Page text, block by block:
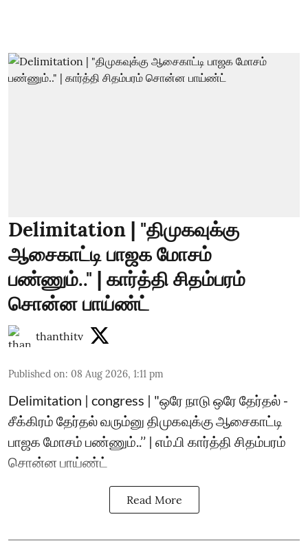
Delimitation | "திமுகவுக்கு
ஆசைகாட்டி பாஜக மோசம்
பண்ணும்.." | கார்த்தி சிதம்பரம்
சொன்ன பாய்ண்ட்
thanthitv
Published on: 08 Aug 2026, 1:11 pm
Delimitation | congress | "ஒரே நாடு ஒரே தேர்தல் -
சீக்கிரம் தேர்தல் வரும்னு திமுகவுக்கு ஆசைகாட்டி
பாஜக மோசம் பண்ணும்..’’ | எம்.பி கார்த்தி சிதம்பரம்
சொன்ன பாய்ண்ட்
Read More